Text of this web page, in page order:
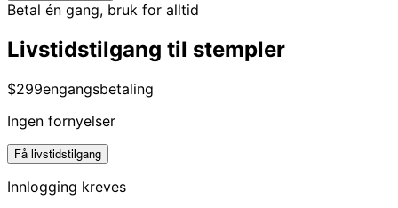
Betal én gang, bruk for alltid
Livstidstilgang til stempler
$299engangsbetaling
Ingen fornyelser
Få livstidstilgang
Innlogging kreves